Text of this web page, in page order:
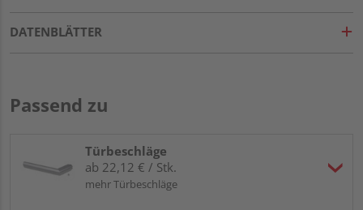
DATENBLÄTTER
Passend zu
Türbeschläge
ab 22,12 € / Stk.
mehr Türbeschläge